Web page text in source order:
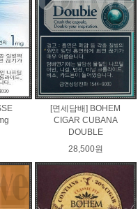
[면세담배] BOHEM
CIGAR CUBANA
DOUBLE
28,500원